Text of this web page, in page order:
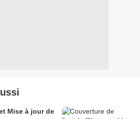
Mise à jour de